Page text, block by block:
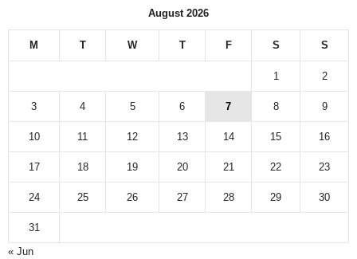
August 2026
M T W T F S S
1 2
3 4 5 6 7 8 9
10 11 12 13 14 15 16
17 18 19 20 21 22 23
24 25 26 27 28 29 30
31
« Jun